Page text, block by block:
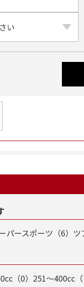
パースポーツ（6） ツ
（0） 251～400cc